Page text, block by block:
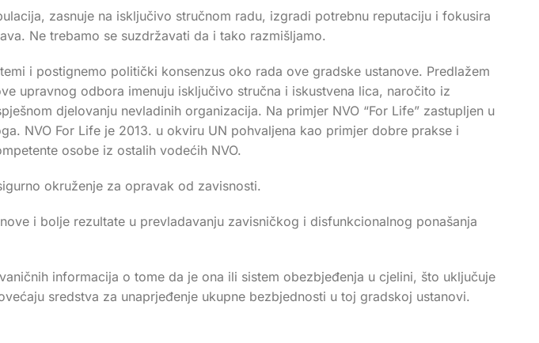
zasnuje na isključivo stručnom radu, izgradi potrebnu reputaciju i fokusira
Ne trebamo se suzdržavati da i tako razmišljamo.
i postignemo politički konsenzus oko rada ove gradske ustanove. Predlažem
upravnog odbora imenuju isključivo stručna i iskustvena lica, naročito iz
djelovanju nevladinih organizacija. Na primjer NVO “For Life” zastupljen u
NVO For Life je 2013. u okviru UN pohvaljena kao primjer dobre prakse i
osobe iz ostalih vodećih NVO.
okruženje za opravak od zavisnosti.
i bolje rezultate u prevladavanju zavisničkog i disfunkcionalnog ponašanja
informacija o tome da je ona ili sistem obezbjeđenja u cjelini, što uključuje
sredstva za unaprjeđenje ukupne bezbjednosti u toj gradskoj ustanovi.